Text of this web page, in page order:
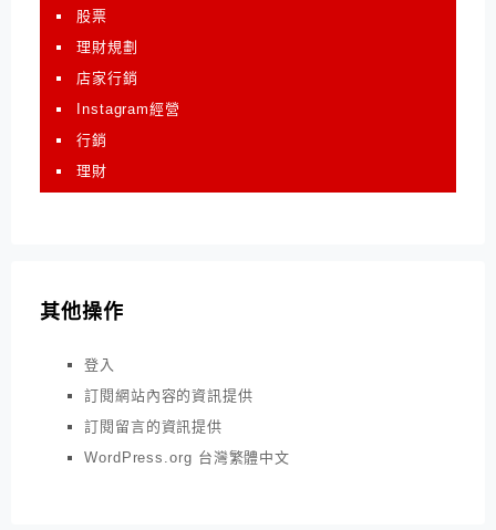
股票
理財規劃
店家行銷
Instagram經營
行銷
理財
其他操作
登入
訂閱網站內容的資訊提供
訂閱留言的資訊提供
WordPress.org 台灣繁體中文